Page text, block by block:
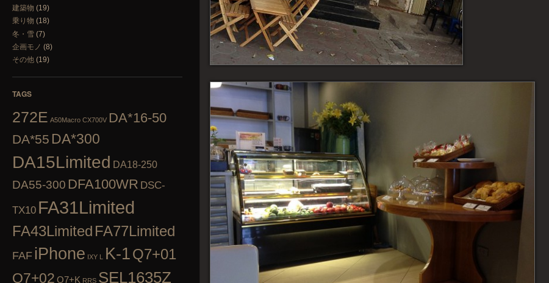
建築物 (19)
乗り物 (18)
冬・雪(7)
企画モノ (8)
その他(19)
TAGS
272E A50Macro CX700V DA*16-50
DA*55 DA*300
DA15Limited DA18-250
DA55-300 DFA100WR DSC-
TX10 FA31Limited
FA43Limited FA77Limited
FAF iPhone IXY L K-1Q7+01
Q7+02 Q7+K RRS SEL1635Z